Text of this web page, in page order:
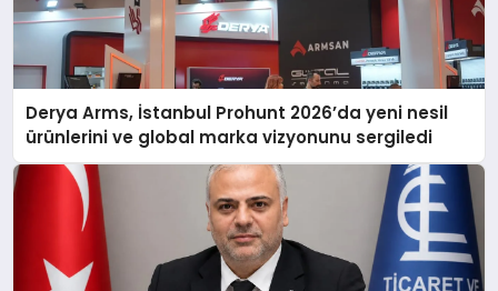
Derya Arms, İstanbul Prohunt 2026’da yeni nesil
ürünlerini ve global marka vizyonunu sergiledi